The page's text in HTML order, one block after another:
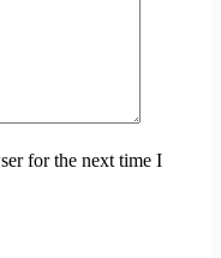
for the next time I